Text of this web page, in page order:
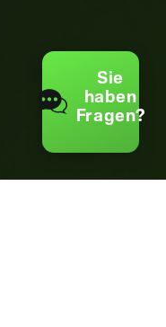
Sie
haben
Fragen?